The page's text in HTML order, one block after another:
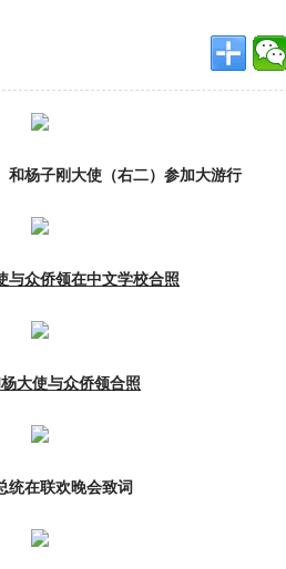
和杨子刚大使（右二）参加大游行
与众侨领在中文学校合照
大使与众侨领合照
统在联欢晚会致词